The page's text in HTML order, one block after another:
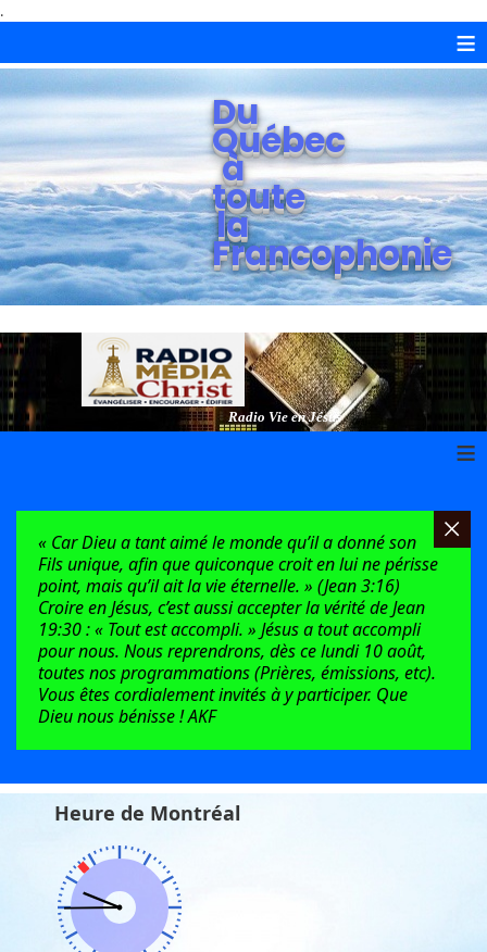
.
≡
Du
Québec
à
toute
la
Francophonie
Radio Vie en Jésus
≡
« Car Dieu a tant aimé le monde qu’il a donné son
Fils unique, afin que quiconque croit en lui ne périsse
point, mais qu’il ait la vie éternelle. » (Jean 3:16)
Croire en Jésus, c’est aussi accepter la vérité de Jean
19:30 : « Tout est accompli. » Jésus a tout accompli
pour nous. Nous reprendrons, dès ce lundi 10 août,
toutes nos programmations (Prières, émissions, etc).
Vous êtes cordialement invités à y participer. Que
Dieu nous bénisse ! AKF
Heure de Montréal